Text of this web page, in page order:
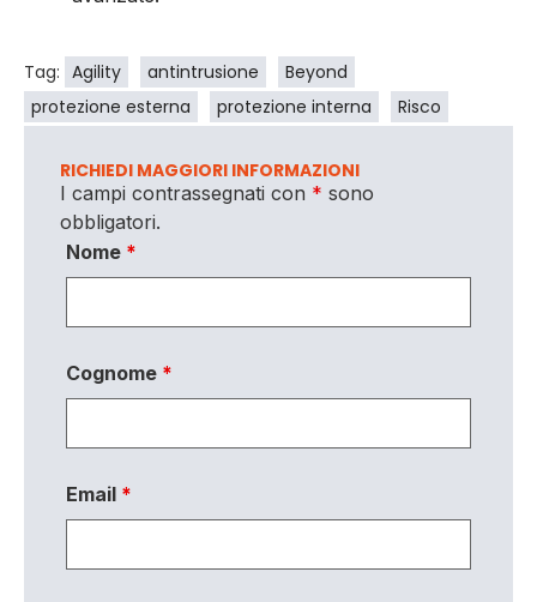
Tag: Agility antintrusione
Beyond
protezione esterna
protezione interna Risco
RICHIEDI MAGGIORI INFORMAZIONI
I campi contrassegnati con * sono
obbligatori.
Nome *
Cognome *
Email *